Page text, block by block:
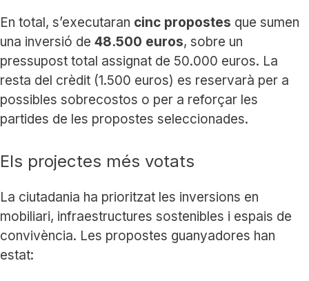
En total, s’executaran cinc propostes que sumen
una inversió de 48.500 euros, sobre un
pressupost total assignat de 50.000 euros. La
resta del crèdit (1.500 euros) es reservarà per a
possibles sobrecostos o per a reforçar les
partides de les propostes seleccionades.
Els projectes més votats
La ciutadania ha prioritzat les inversions en
mobiliari, infraestructures sostenibles i espais de
convivència. Les propostes guanyadores han
estat: